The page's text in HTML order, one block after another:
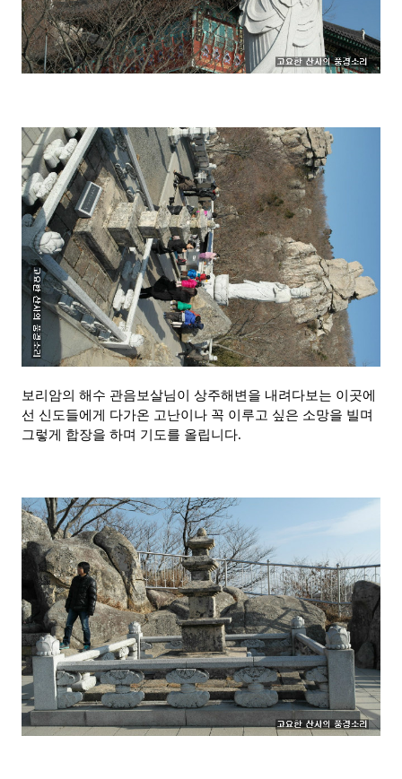
보리암의 해수 관음보살님이 상주해변을 내려다보는 이곳에
선 신도들에게 다가온 고난이나 꼭 이루고 싶은 소망을 빌며
그렇게 합장을 하며 기도를 올립니다.